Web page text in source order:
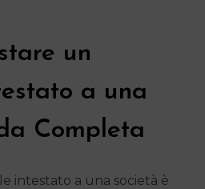
un
a una
Completa
intestato a una società è